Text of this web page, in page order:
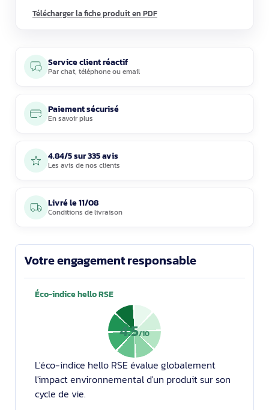
Télécharger la fiche produit en PDF
Service client réactif
Parchat, téléphoneouemail
Paiement sécurisé
En savoir plus
4.84/5 sur 335 avis
Les avis de nos clients
Livré le11/08
Conditions de livraison
Votre engagement responsable
Éco-indice hello RSE
4.5/10
L'éco-indice hello RSE évalue globalement
l'impact environnemental d'un produit sur son
cycle de vie.